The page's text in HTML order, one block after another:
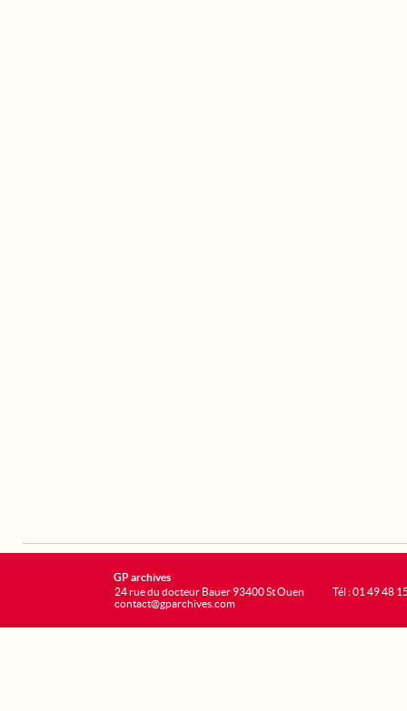
GP archives
24 rue du docteur Bauer 93400 St Ouen
contact@gparchives.com
Tél : 01 49 48